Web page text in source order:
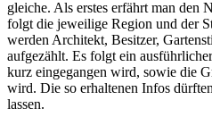
gleiche. Als erstes erfährt man den
folgt die jeweilige Region und der
werden Architekt, Besitzer,
aufgezählt. Es folgt ein
kurz eingegangen wird, sowie die
wird. Die so erhaltenen Infos
lassen.